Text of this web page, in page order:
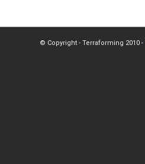
© Copyright - Terraforming 2010 -